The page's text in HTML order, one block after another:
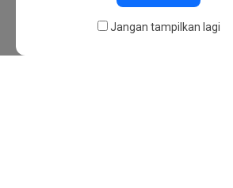
Jangan tampilkan lagi